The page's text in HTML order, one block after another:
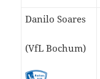
Danilo Soares
(VfL Bochum)